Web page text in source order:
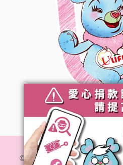
© 社團法人台灣優質生命協會.